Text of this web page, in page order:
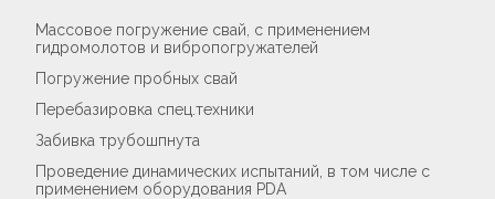
Массовое погружение свай, с применением
гидромолотов и вибропогружателей
Погружение пробных свай
Перебазировка спец.техники
Забивка трубошпнута
Проведение динамических испытаний, в том числе с
применением оборудования PDA